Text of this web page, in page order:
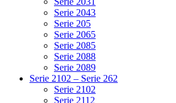
Serie 2043
Serie 205
Serie 2065
Serie 2085
Serie 2088
Serie 2089
Serie 2102 – Serie 262
Serie 2102
Serie 2112